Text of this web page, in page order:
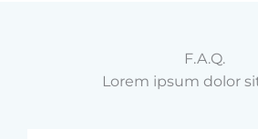
F.A.Q.
Lorem ipsum dolor